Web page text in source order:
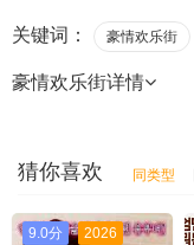
关键词： 豪情欢乐街
豪情欢乐街详情
猜你喜欢 同类型
9.0分 2026